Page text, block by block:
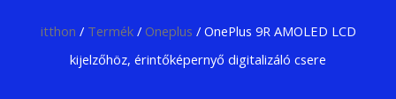
itthon / Termék/ Oneplus / OnePlus 9R AMOLED LCD
kijelzőhöz, érintőképernyő digitalizáló csere